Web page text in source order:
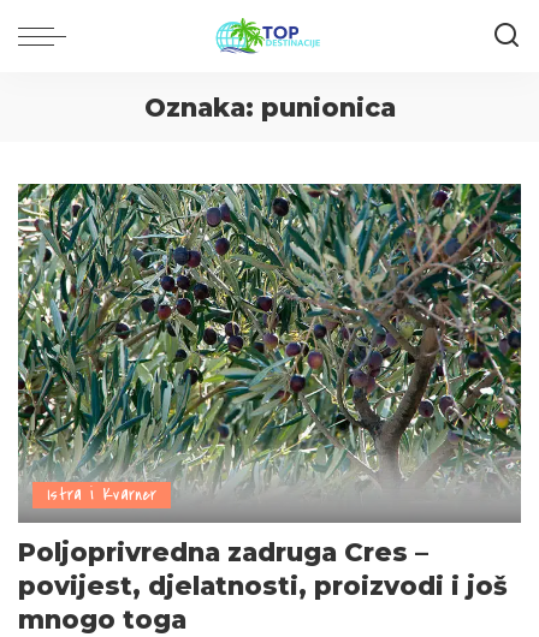
Oznaka: punionica
Istra i Kvarner
Poljoprivredna zadruga Cres –
povijest, djelatnosti, proizvodi i još
mnogo toga